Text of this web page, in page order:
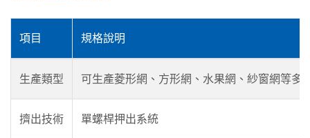
項目 規格說明
生產類型 可生產菱形網、方形網、水果網、紗窗網等多
擠出技術 單螺桿押出系統